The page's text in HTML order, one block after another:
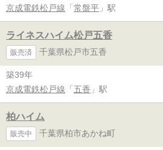
京成電鉄松戸線 「 常盤平 」駅
ライネスハイム松戸五香
販売済 千葉県松戸市五香
築39年
京成電鉄松戸線 「 五香 」駅
柏ハイム
販売中 千葉県柏市あかね町